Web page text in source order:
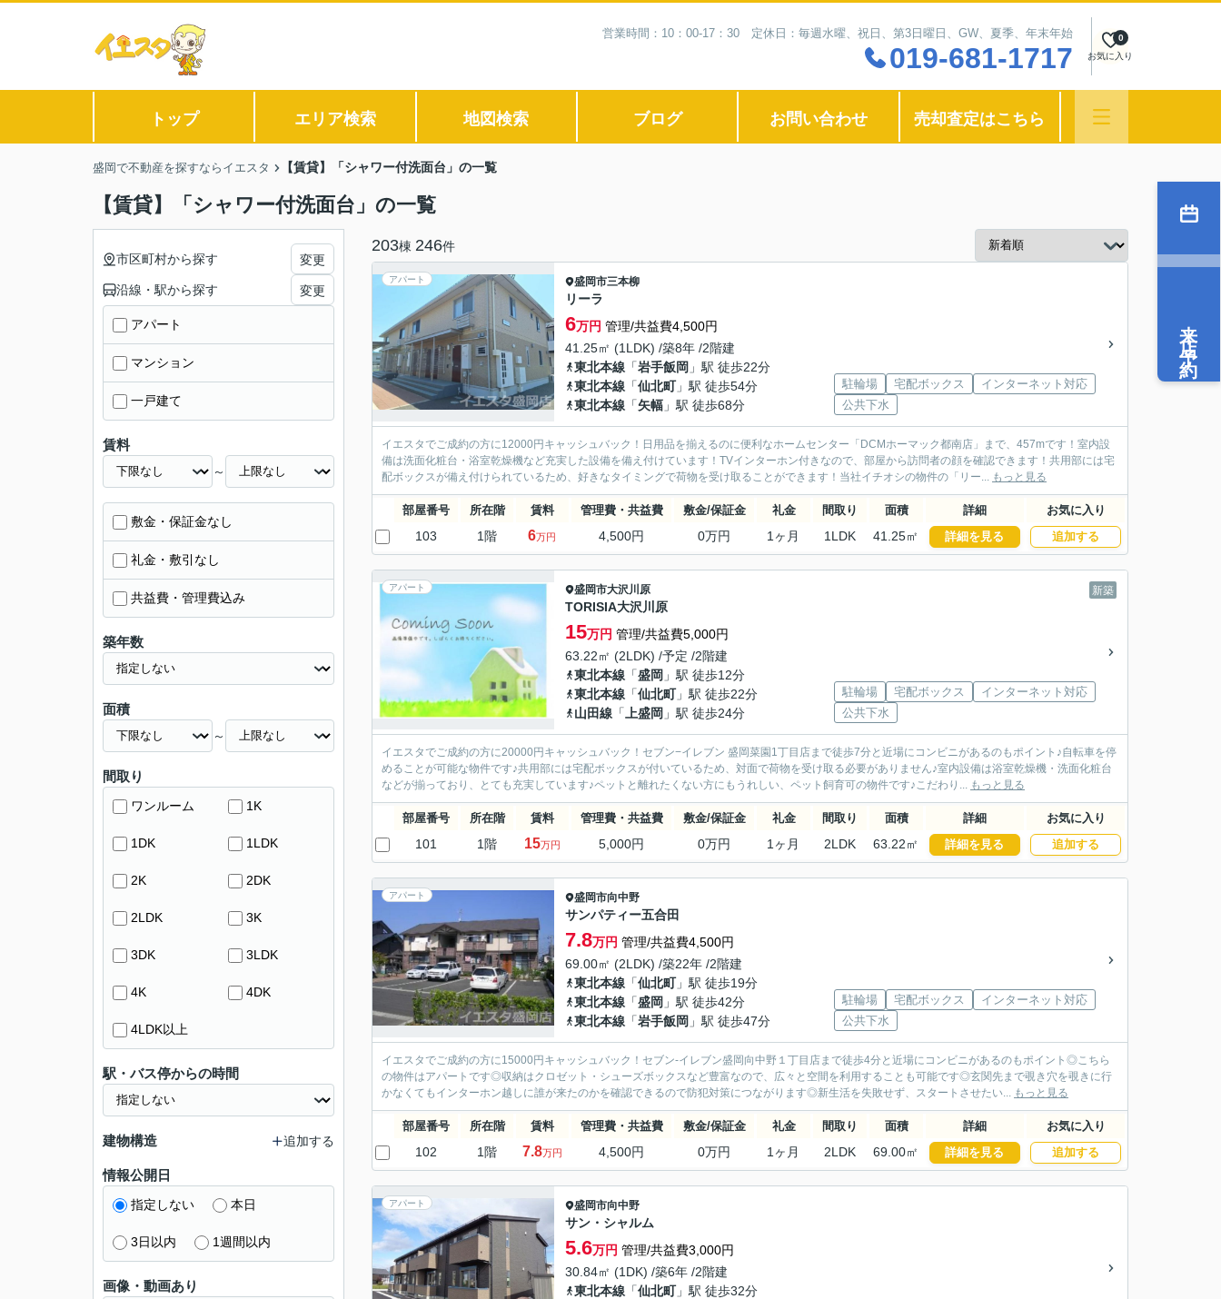
営業時間：10：00-17：30 定休日：毎週水曜、祝日、第3日曜日、GW、夏季、年末年始
019-681-1717 お気に入り
0
トップ エリア検索 地図検索 ブログ お問い合わせ 売却査定はこちら
盛岡で不動産を探すならイエスタ 【賃貸】「シャワー付洗面台」の一覧
【賃貸】「シャワー付洗面台」の一覧
203棟 246件
アパート 盛岡市三本柳
リーラ
6万円 管理/共益費4,500円
41.25㎡ (1LDK) /築8年 /2階建
東北本線 「岩手飯岡 」駅 徒歩22分
東北本線 「仙北町」駅 徒歩54分
東北本線 「矢幅 」駅 徒歩68分
駐輪場 宅配ボックス
インターネット対応
公共下水
イエスタでご成約の方に12000円キャッシュバック！日用品を揃えるのに便利なホームセンター「DCMホーマック都南店」まで、457mです！室内設
備は洗面化粧台・浴室乾燥機など充実した設備を備え付けています！TVインターホン付きなので、部屋から訪問者の顔を確認できます！共用部には宅
配ボックスが備え付けられているため、好きなタイミングで荷物を受け取ることができます！当社イチオシの物件の「リー... もっと見る
部屋番号 所在階 賃料 管理費・共益費 敷金/保証金 礼金 間取り 面積 詳細 お気に入り
103 1階 6万円 4,500円 0万円 1ヶ月 1LDK 41.25㎡ 詳細を見る 追加する
アパート 新築
盛岡市大沢川原
TORISIA大沢川原
15万円 管理/共益費5,000円
63.22㎡ (2LDK) /予定 /2階建
東北本線 「盛岡 」駅 徒歩12分
東北本線 「仙北町」駅 徒歩22分
山田線 「 上盛岡 」駅 徒歩24分
駐輪場 宅配ボックス
インターネット対応
公共下水
イエスタでご成約の方に20000円キャッシュバック！セブン−イレブン 盛岡菜園1丁目店まで徒歩7分と近場にコンビニがあるのもポイント♪自転車を停
めることが可能な物件です♪共用部には宅配ボックスが付いているため、対面で荷物を受け取る必要がありません♪室内設備は浴室乾燥機・洗面化粧台
などが揃っており、とても充実しています♪ペットと離れたくない方にもうれしい、ペット飼育可の物件です♪こだわり... もっと見る
部屋番号 所在階 賃料 管理費・共益費 敷金/保証金 礼金 間取り 面積 詳細 お気に入り
101 1階 15万円 5,000円 0万円 1ヶ月 2LDK 63.22㎡ 詳細を見る 追加する
アパート 盛岡市向中野
サンパティー五合田
7.8万円 管理/共益費4,500円
69.00㎡ (2LDK) /築22年 /2階建
東北本線 「仙北町」駅 徒歩19分
東北本線 「盛岡 」駅 徒歩42分
東北本線 「岩手飯岡 」駅 徒歩47分
駐輪場 宅配ボックス
インターネット対応
公共下水
イエスタでご成約の方に15000円キャッシュバック！セブン-イレブン盛岡向中野１丁目店まで徒歩4分と近場にコンビニがあるのもポイント◎こちら
の物件はアパートです◎収納はクロゼット・シューズボックスなど豊富なので、広々と空間を利用することも可能です◎玄関先まで覗き穴を覗きに行
かなくてもインターホン越しに誰が来たのかを確認できるので防犯対策につながります◎新生活を失敗せず、スタートさせたい... もっと見る
部屋番号 所在階 賃料 管理費・共益費 敷金/保証金 礼金 間取り 面積 詳細 お気に入り
102 1階 7.8万円 4,500円 0万円 1ヶ月 2LDK 69.00㎡ 詳細を見る 追加する
アパート 盛岡市向中野
サン・シャルム
5.6万円 管理/共益費3,000円
30.84㎡ (1DK) /築6年 /2階建
東北本線 「仙北町」駅 徒歩32分
市区町村から探す 変更
沿線・駅から探す 変更
アパート
マンション
一戸建て
賃料
～
敷金・保証金なし
礼金・敷引なし
共益費・管理費込み
築年数
面積
～
間取り
ワンルーム 1K
1DK 1LDK
2K 2DK
2LDK 3K
3DK 3LDK
4K 4DK
4LDK以上
駅・バス停からの時間
建物構造 追加する
情報公開日
指定しない 本日
3日以内 1週間以内
画像・動画あり
来店予約